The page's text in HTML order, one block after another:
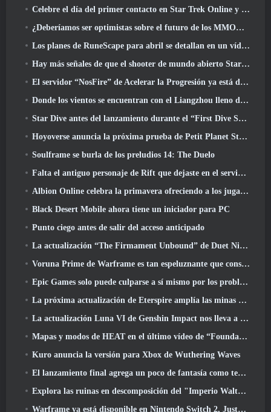
Celebre el día del primer contacto en Star Trek Online y gane una nueva versión del Nobel Intel Battlecruiser
¿Deberíamos ser optimistas sobre el futuro de los MMORPG??
Los planes de RuneScape para abril se detallan en un vídeo para desarrolladores
Hay más señales de que el shooter de mundo abierto StarCraft podría ser algo real
El servidor “NosFire” de Acelerar la Progresión ya está disponible en NosTale
Donde los vientos se encuentran con el Liangzhou lleno de nieve ahora disponible con el lanzamiento de la versión 1.5
Star Dive antes del lanzamiento durante el “First Dive Show”
Hoyoverse anuncia la próxima prueba de Petit Planet Stardrift
Soulframe se burla de los preludios 14: The Duelo
Falta el antiguo personaje de Rift que dejaste en el servidor muerto? Gamigo tiene una solución para eso
Albion Online celebra la primavera ofreciendo a los jugadores una linda montura de conejito
Black Desert Mobile ahora tiene un iniciador para PC
Punto ciego antes de salir del acceso anticipado
La actualización “The Firmament Unbound” de Duet Night Abyss concluye la historia de Huaxu
Voruna Prime de Warframe es tan espeluznante que consiguió su propio tráiler de Red Band
Epic Games solo puede culparse a sí mismo por los problemas recientes
La próxima actualización de Eterspire amplía las minas enanas y ofrece una revisión completa del combate contra jefes
La actualización Luna VI de Genshin Impact nos lleva a ese lugar del que Mondstadt sigue hablando pero que nunca hemos visto
Mapas y modos de HEAT en el último vídeo de “Foundations”
Kuro anuncia la versión para Xbox de Wuthering Waves
El lanzamiento final agrega un poco de fantasía como temporada 10 Lanzamientos
Explora las ruinas en descomposición del "Imperio Walthen" en la próxima gran actualización de RAVEN2
Warframe ya está disponible en Nintendo Switch 2, Justo a tiempo para el lanzamiento de Shadowgrapher